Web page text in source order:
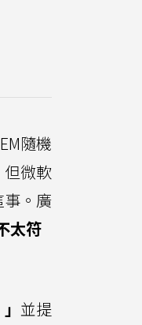
隨機
但微軟
。廣
太符
並提